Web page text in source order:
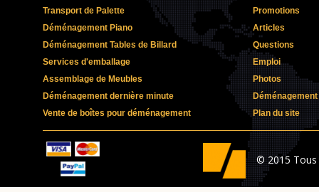
Transport de Palette
Déménagement Piano
Déménagement Tables de Billard
Services d'emballage
Assemblage de Meubles
Déménagement dernière minute
Vente de boîtes pour déménagement
Promotions
Articles
Questions
Emploi
Photos
Plan du site
© 2015 Tous